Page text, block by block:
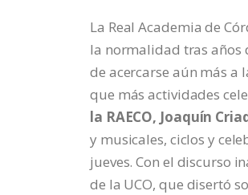
La Real Academia de
la normalidad tras años
de acercarse aún más a
que más actividades
la RAECO, Joaquín
y musicales, ciclos y
jueves. Con el discurso
de la UCO, que disertó